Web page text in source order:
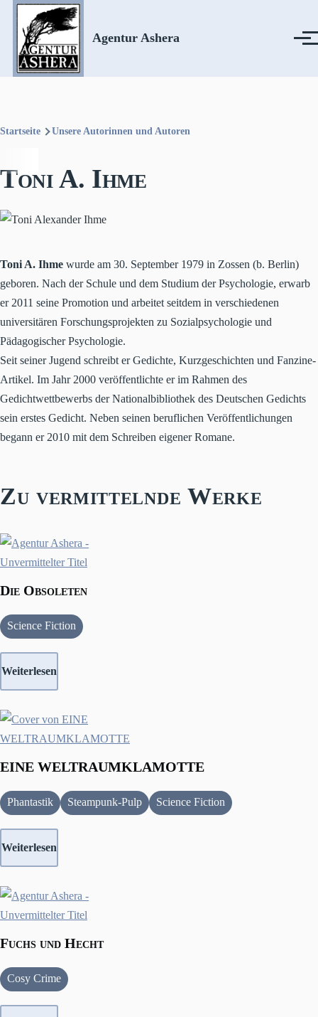
Direkt zum Inhalt
Agentur Ashera Menü
Startseite Unsere Autorinnen und Autoren
Toni A. Ihme
Toni A. Ihme wurde am 30. September 1979 in Zossen (b. Berlin)
geboren. Nach der Schule und dem Studium der Psychologie, erwarb
er 2011 seine Promotion und arbeitet seitdem in verschiedenen
universitären Forschungsprojekten zu Sozialpsychologie und
Pädagogischer Psychologie.
Seit seiner Jugend schreibt er Gedichte, Kurzgeschichten und Fanzine-
Artikel. Im Jahr 2000 veröffentlichte er im Rahmen des
Gedichtwettbewerbs der Nationalbibliothek des Deutschen Gedichts
sein erstes Gedicht. Neben seinen beruflichen Veröffentlichungen
begann er 2010 mit dem Schreiben eigener Romane.
Zu vermittelnde Werke
Die Obsoleten
Science Fiction
Weiterlesen
EINE WELTRAUMKLAMOTTE
Phantastik Steampunk-Pulp Science Fiction
Weiterlesen
Fuchs und Hecht
Cosy Crime